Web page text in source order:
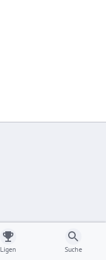
Ligen Suche